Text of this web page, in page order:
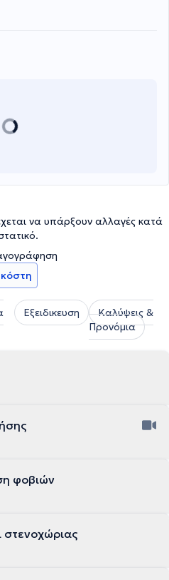
συγκρούσεων και στη
να υπάρξουν αλλαγές κατά
Εξειδικευση
Καλύψεις &
Προνόμια
φοβιών
στενοχώριας